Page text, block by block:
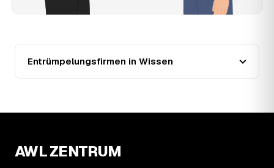
Werden Entrümpelungen in Wissen in Zukunft
Seit 2023 verlief die Preisentwicklung in Wissen fallend
(−15 %), mit dem bisherigen Höchststand im Jahr 2023.
Eine Prognose lässt sich daraus nicht ableiten, aber die
Daten zeigen: Wer frühzeitig anfragt, sichert sich das
Die Spanne ergibt sich vor allem aus Menge und
Entrümpelungsfirmen in Wissen
AWL ZENTRUM